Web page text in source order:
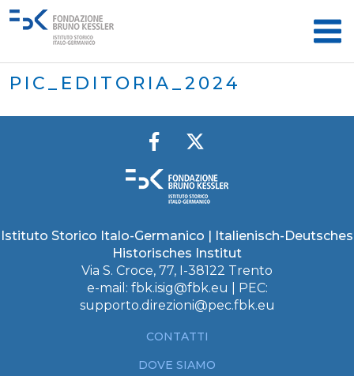
PIC_EDITORIA_2024
Istituto Storico Italo-Germanico | Italienisch-Deutsches
Historisches Institut
Via S. Croce, 77, I-38122 Trento
e-mail: fbk.isig@fbk.eu | PEC:
supporto.direzioni@pec.fbk.eu
CONTATTI
DOVE SIAMO